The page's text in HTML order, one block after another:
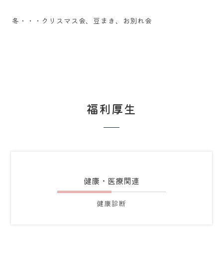
​冬・・・クリスマス会、豆まき、お別れ会
福利厚生
健康・医療関連
健康診断